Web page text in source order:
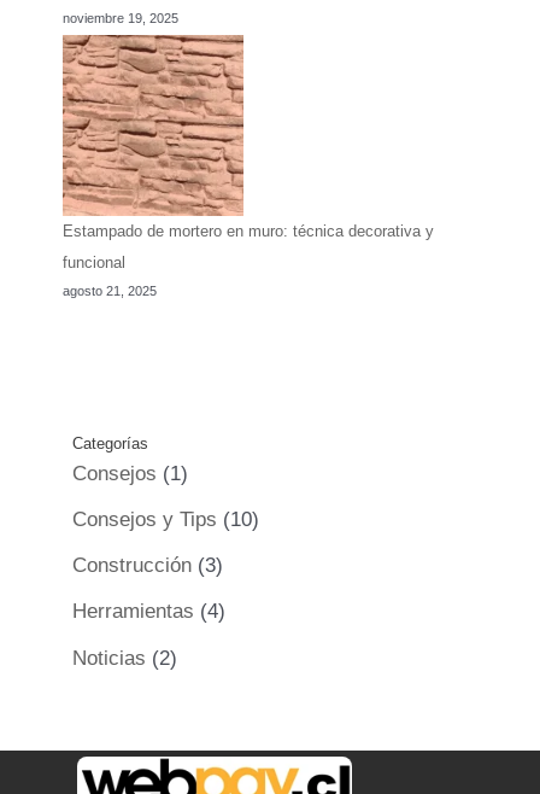
noviembre 19, 2025
Estampado de mortero en muro: técnica decorativa y
funcional
agosto 21, 2025
Categorías
Consejos (1)
Consejos y Tips (10)
Construcción (3)
Herramientas (4)
Noticias (2)